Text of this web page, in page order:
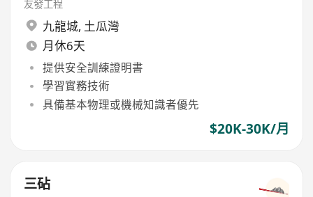
友發工程
九龍城, 土瓜灣
月休6天
提供安全訓練證明書
學習實務技術
具備基本物理或機械知識者優先
$20K-30K/月
三砧